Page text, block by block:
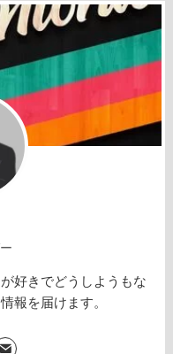
好きでどうしようもな
報を届けます。